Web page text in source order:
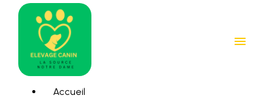
menu
Accueil
Panneau de gestion des cookies